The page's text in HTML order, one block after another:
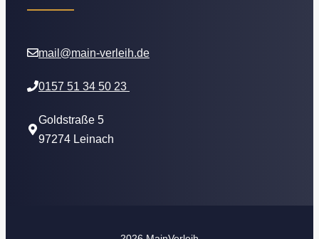
mail@main-verleih.de
0157 51 34 50 23
Goldstraße 5
97274 Leinach